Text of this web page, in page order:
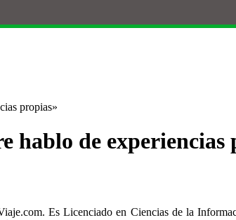
propias»
hablo de experiencias
Es Licenciado en Ciencias de la